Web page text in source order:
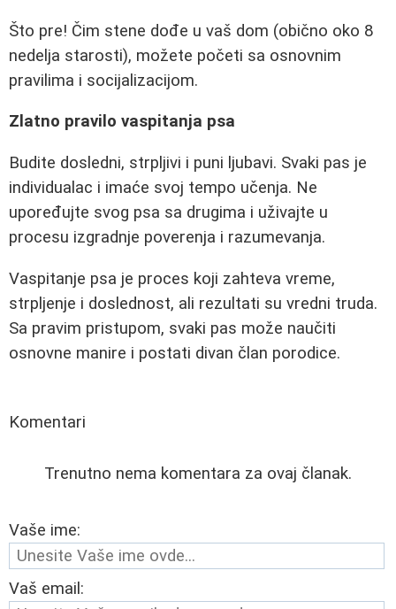
Što pre! Čim stene dođe u vaš dom (obično oko 8
nedelja starosti), možete početi sa osnovnim
pravilima i socijalizacijom.
Zlatno pravilo vaspitanja psa
Budite dosledni, strpljivi i puni ljubavi. Svaki pas je
individualac i imaće svoj tempo učenja. Ne
upoređujte svog psa sa drugima i uživajte u
procesu izgradnje poverenja i razumevanja.
Vaspitanje psa je proces koji zahteva vreme,
strpljenje i doslednost, ali rezultati su vredni truda.
Sa pravim pristupom, svaki pas može naučiti
osnovne manire i postati divan član porodice.
Komentari
Trenutno nema komentara za ovaj članak.
Vaše ime:
Vaš email: